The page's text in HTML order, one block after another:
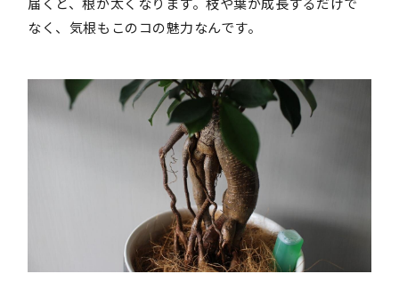
なく、気根もこのコの魅力なんです。